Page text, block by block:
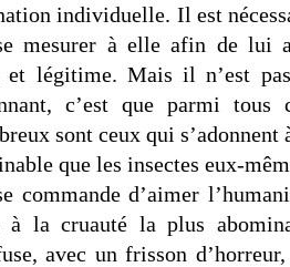
individuelle. Il est
mesurer à elle afin de lui
et légitime. Mais il n’est pas
c’est que parmi tous
sont ceux qui s’adonnent
que les insectes eux-
commande d’aimer
à la cruauté la plus
avec un frisson